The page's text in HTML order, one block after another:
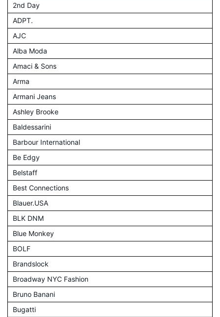
2nd Day
ADPT.
AJC
Alba Moda
Amaci & Sons
Arma
Armani Jeans
Ashley Brooke
Baldessarini
Barbour International
Be Edgy
Belstaff
Best Connections
Blauer.USA
BLK DNM
Blue Monkey
BOLF
Brandslock
Broadway NYC Fashion
Bruno Banani
Bugatti